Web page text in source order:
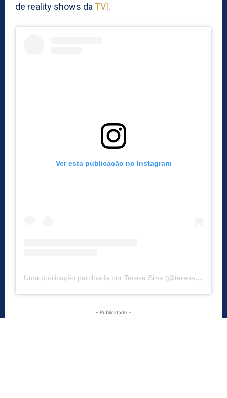
de reality shows da TVI.
Ver esta publicação no Instagram
Uma publicação partilhada por Teresa Silva (@teresa_bb20)
- Publicidade -